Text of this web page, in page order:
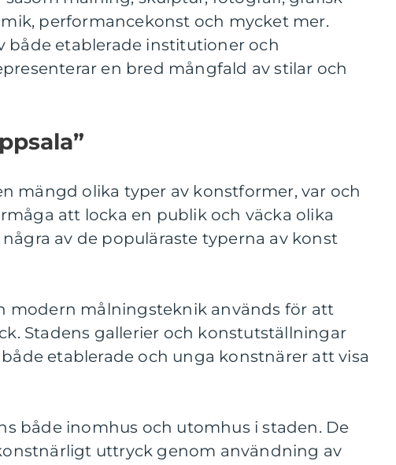
performancekonst och mycket mer.
både etablerade institutioner och
en bred mångfald av stilar och
mängd olika typer av konstformer, var och
att locka en publik och väcka olika
av de populäraste typerna av konst
modern målningsteknik används för att
Stadens gallerier och konstutställningar
etablerade och unga konstnärer att visa
både inomhus och utomhus i staden. De
uttryck genom användning av